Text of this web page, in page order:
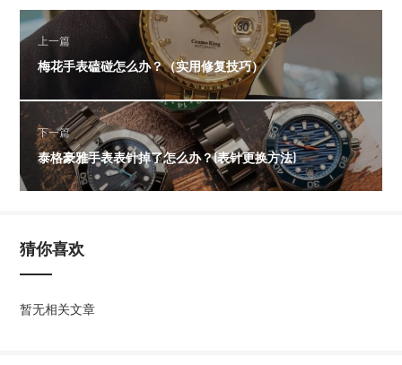
上一篇
梅花手表磕碰怎么办？（实用修复技巧）
下一篇
泰格豪雅手表表针掉了怎么办？(表针更换方法)
猜你喜欢
暂无相关文章